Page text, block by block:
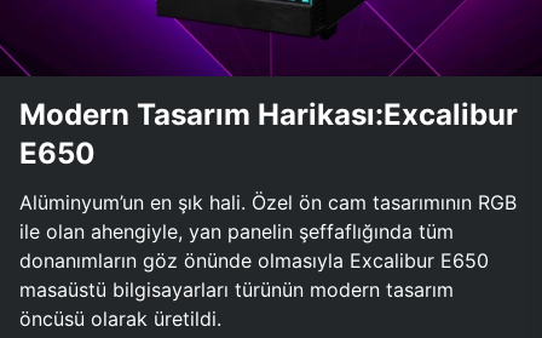
Modern Tasarım Harikası:Excalibur
E650
Alüminyum’un en şık hali. Özel ön cam tasarımının RGB
ile olan ahengiyle, yan panelin şeffaflığında tüm
donanımların göz önünde olmasıyla Excalibur E650
masaüstü bilgisayarları türünün modern tasarım
öncüsü olarak üretildi.